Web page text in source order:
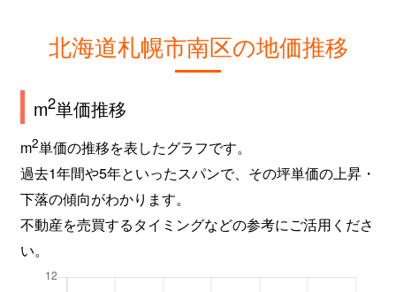
北海道札幌市南区の地価推移
m2単価推移
m2単価の推移を表したグラフです。
過去1年間や5年といったスパンで、その坪単価の上昇・
下落の傾向がわかります。
不動産を売買するタイミングなどの参考にご活用くださ
い。